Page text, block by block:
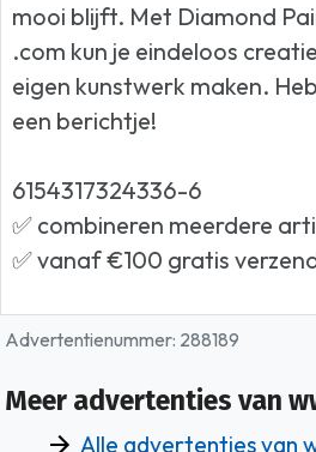
mooi blijft. Met Diamond
.com kun je eindeloos
eigen kunstwerk maken.
een berichtje!
6154317324336-6
✅ combineren meerdere
✅ vanaf €100 gratis
Advertentienummer: 288189
Meer advertenties van
Alle advertenties van